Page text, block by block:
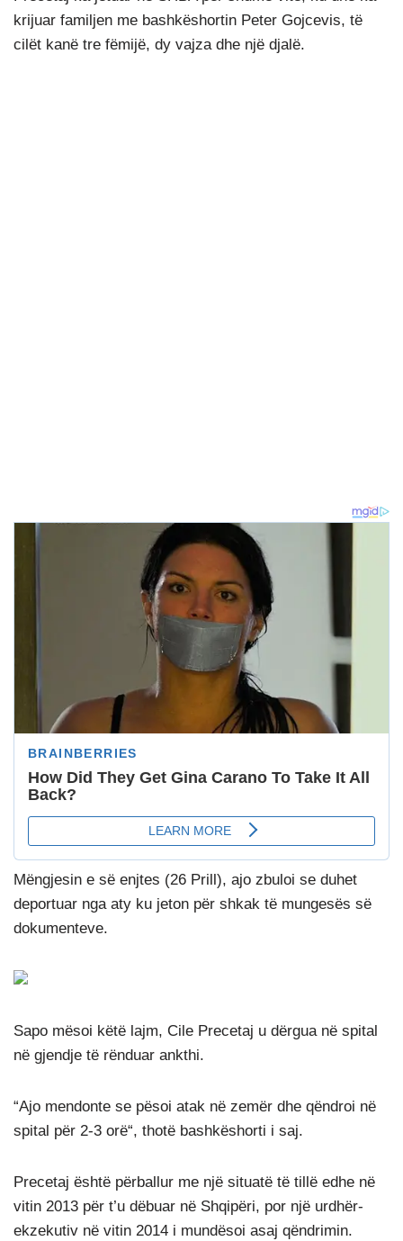
krijuar familjen me bashkëshortin Peter Gojcevis, të
cilët kanë tre fëmijë, dy vajza dhe një djalë.
Mëngjesin e së enjtes (26 Prill), ajo zbuloi se duhet
deportuar nga aty ku jeton për shkak të mungesës së
dokumenteve.
Sapo mësoi këtë lajm, Cile Precetaj u dërgua në spital
në gjendje të rënduar ankthi.
“Ajo mendonte se pësoi atak në zemër dhe qëndroi në
spital për 2-3 orë“, thotë bashkëshorti i saj.
Precetaj është përballur me një situatë të tillë edhe në
vitin 2013 për t’u dëbuar në Shqipëri, por një urdhër-
ekzekutiv në vitin 2014 i mundësoi asaj qëndrimin.